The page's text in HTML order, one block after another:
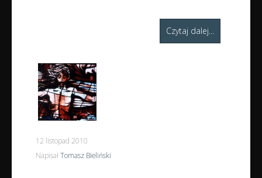
Czytaj dalej...
12 listopad 2010
Napisał Tomasz Bieliński